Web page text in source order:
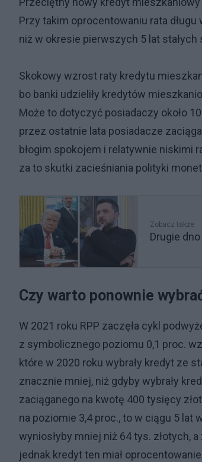
Przy takim oprocentowaniu rata
niż w okresie pierwszych 5 lat stałych
Skokowy wzrost raty kredytu
bo banki udzieliły kredytów
Może to dotyczyć posiadaczy około
przez ostatnie lata posiadacze
błogim spokojem i relatywnie niskimi
za to skutki zacieśniania polityki
Zobacz także
Drugie
Czy warto ponownie
W 2021 roku RPP zaczęła cykl
z symbolicznego poziomu 0,1 proc.
które w 2020 roku wybrały kredyt ze
znacznie mniej, niż gdyby wybrały
zaciąganego na kwotę 400 tysięcy
na poziomie 3,4 proc., to w ciągu 5 lat
wyniosłyby mniej niż 64 tys. złotych,
jednak kredyt ten miał